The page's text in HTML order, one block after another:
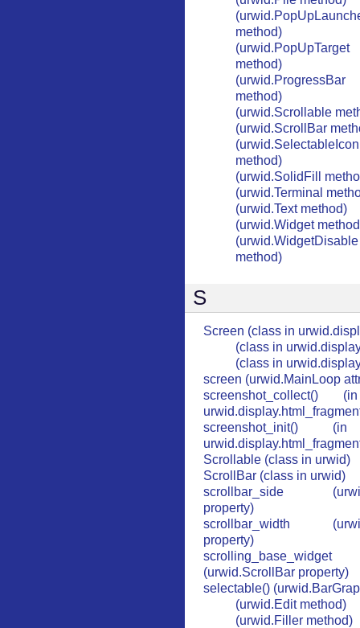
method)
(urwid.PopUpTarget
method)
(urwid.ProgressBar
method)
(urwid.Scrollable
(urwid.ScrollBar
(urwid.SelectableIcon
method)
(urwid.SolidFill
(urwid.Terminal
(urwid.Text method)
(urwid.Widget
(urwid.WidgetDisable
method)
S
Screen (class in
(class in
(class in
screen (urwid.MainLoop
screenshot_collect()
screenshot_init()
Scrollable (class in urwid)
ScrollBar (class in urwid)
scrollbar_side
property)
scrollbar_width
property)
scrolling_base_widget
(urwid.ScrollBar property)
selectable()
(urwid.Edit method)
(urwid.Filler method)